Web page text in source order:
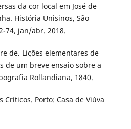
da cor local em José de
História Unisinos, São
74, jan/abr. 2018.
de. Lições elementares de
de um breve ensaio sobre a
Rollandiana, 1840.
Críticos. Porto: Casa de Viúva